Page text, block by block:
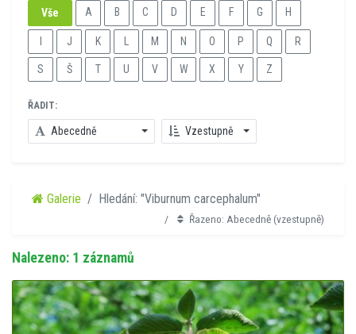
Vše A B C D E F G H
J K M N O P Q R
S Š T U V W X Y Z
ŘADIT:
Abecedně Vzestupně
Galerie Hledání: "Viburnum carcephalum"
Řazeno: Abecedně (vzestupně)
Nalezeno: 1 záznamů